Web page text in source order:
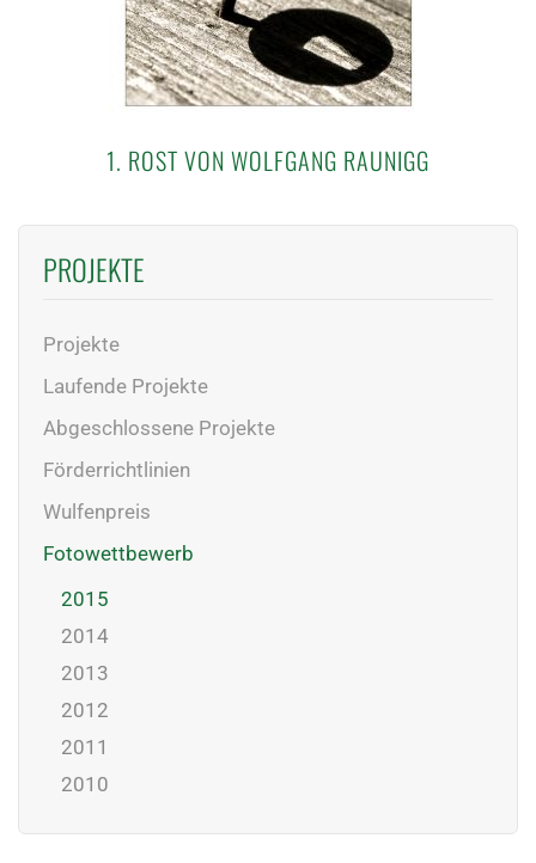
PROJEKTE
Projekte
Laufende Projekte
Abgeschlossene Projekte
Förderrichtlinien
Wulfenpreis
Fotowettbewerb
2015
2014
2013
2012
2011
2010
1. ROST VON WOLFGANG RAUNIGG